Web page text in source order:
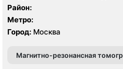
Район:
Метро:
Город: Москва
Магнитно-резонансная